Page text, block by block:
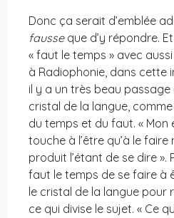
Donc ça serait d’emblée
fausseque d’y répondre.
« faut le temps » avec
à Radiophonie, dans cette
il y a un très beau
cristal de la langue,
du temps et du faut. « Mon
touche à l’être qu’à le
produit l’étant de se dire ».
faut le temps de se faire à
le cristal de la langue pour
ce qui divise le sujet. « Ce